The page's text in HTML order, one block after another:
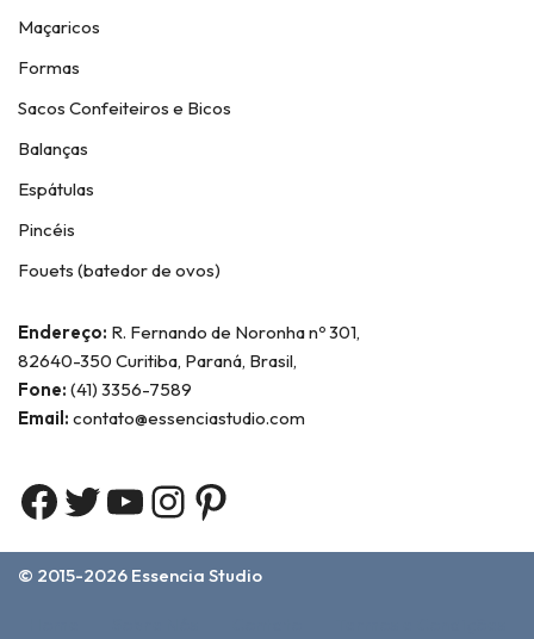
Maçaricos
Formas
Sacos Confeiteiros e Bicos
Balanças
Espátulas
Pincéis
Fouets (batedor de ovos)
Endereço: R. Fernando de Noronha nº 301,
82640-350 Curitiba, Paraná, Brasil,
Fone: (41) 3356-7589
Email: contato@essenciastudio.com
© 2015-2026 Essencia Studio